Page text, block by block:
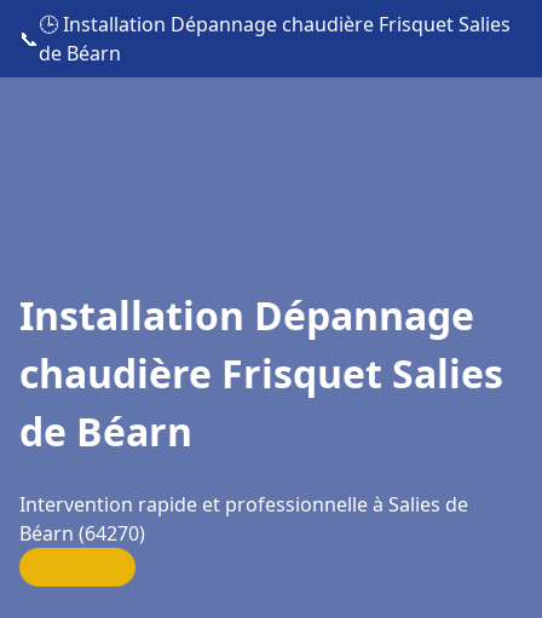
📞
🕒 Installation Dépannage chaudière Frisquet Salies
de Béarn
Installation Dépannage
chaudière Frisquet Salies
de Béarn
Intervention rapide et professionnelle à Salies de
Béarn (64270)